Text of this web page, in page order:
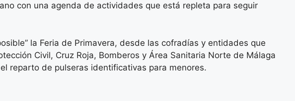
con una agenda de actividades que está repleta para seguir
la Feria de Primavera, desde las cofradías y entidades que
Civil, Cruz Roja, Bomberos y Área Sanitaria Norte de Málaga
reparto de pulseras identificativas para menores.